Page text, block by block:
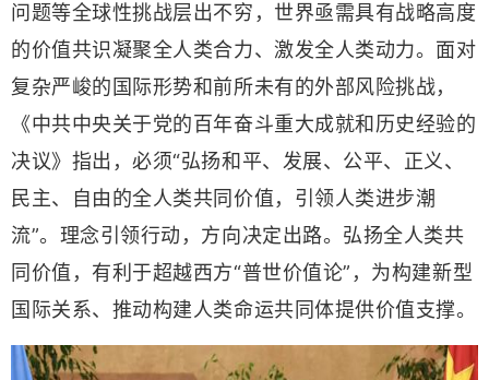
问题等全球性挑战层出不穷，世界亟需具有战略高度
的价值共识凝聚全人类合力、激发全人类动力。 面对
复杂严峻的国际形势和前所未有的外部风险挑战，
《中共中央关于党的百年奋斗重大成就和历史经验的
决议》指出，必须“弘扬和平、发展、公平、正义、
民主、自由的全人类共同价值，引领人类进步潮
流”。 理念引领行动，方向决定出路。 弘扬全人类共
同价值，有利于超越西方“普世价值论”，为构建新型
国际关系、推动构建人类命运共同体提供价值支撑。